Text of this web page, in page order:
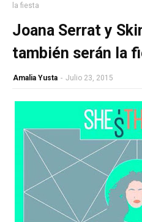
la fiesta
Joana Serrat y
también serán la
Amalia Yusta - Julio 23, 2015